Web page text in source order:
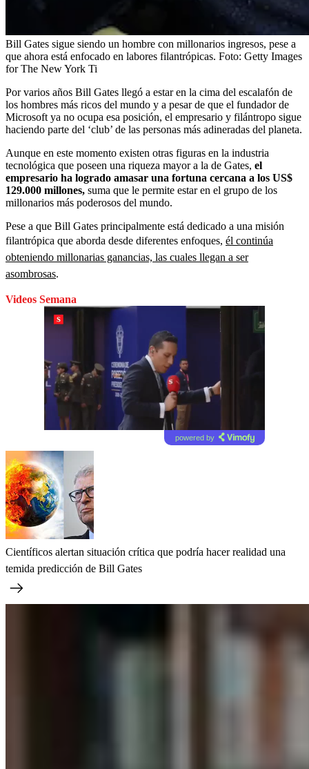
Bill Gates sigue siendo un hombre con millonarios ingresos, pese a
que ahora está enfocado en labores filantrópicas. Foto: Getty Images
for The New York Ti
Por varios años Bill Gates llegó a estar en la cima del escalafón de
los hombres más ricos del mundo y a pesar de que el fundador de
Microsoft ya no ocupa esa posición, el empresario y filántropo sigue
haciendo parte del ‘club’ de las personas más adineradas del planeta.
Aunque en este momento existen otras figuras en la industria
tecnológica que poseen una riqueza mayor a la de Gates, el
empresario ha logrado amasar una fortuna cercana a los US$
129.000 millones, suma que le permite estar en el grupo de los
millonarios más poderosos del mundo.
Pese a que Bill Gates principalmente está dedicado a una misión
filantrópica que aborda desde diferentes enfoques, él continúa
obteniendo millonarias ganancias, las cuales llegan a ser
asombrosas.
Videos Semana
powered by
Científicos alertan situación crítica que podría hacer realidad una
temida predicción de Bill Gates